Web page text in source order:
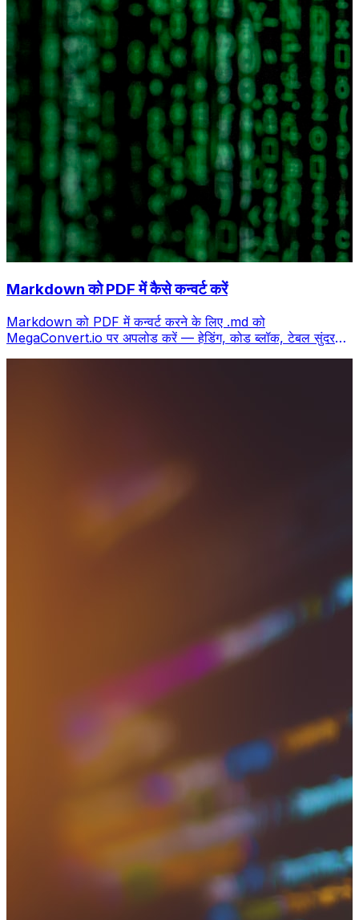
Markdown को PDF में कैसे कन्वर्ट करें
Markdown को PDF में कन्वर्ट करने के लिए .md को
MegaConvert.io पर अपलोड करें — हेडिंग, कोड ब्लॉक, टेबल सुंदर